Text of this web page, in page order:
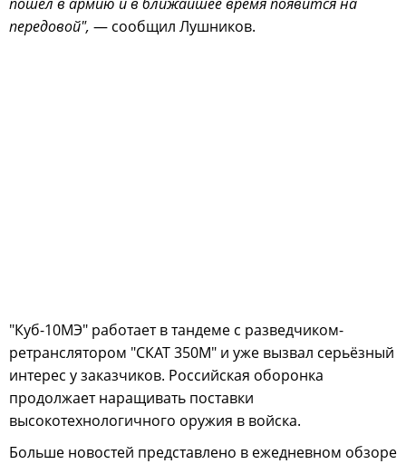
передовой", — сообщил Лушников.
"Куб-10МЭ" работает в тандеме с разведчиком-
ретранслятором "СКАТ 350М" и уже вызвал серьёзный
интерес у заказчиков. Российская оборонка
продолжает наращивать поставки
высокотехнологичного оружия в войска.
Больше новостей представлено в ежедневном обзоре